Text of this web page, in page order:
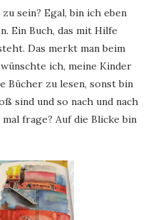
sein? Egal, bin ich eben
Ein Buch, das mit Hilfe
Das merkt man beim
ich, meine Kinder
Bücher zu lesen, sonst bin
sind und so nach und nach
frage? Auf die Blicke bin